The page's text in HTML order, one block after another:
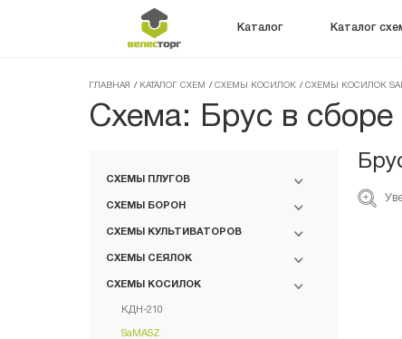
Каталог Каталог
ГЛАВНАЯ / КАТАЛОГ СХЕМ / СХЕМЫ КОСИЛОК / СХЕМЫ КОСИЛОК
Схема: Брус в сборе
СХЕМЫ ПЛУГОВ
СХЕМЫ БОРОН
СХЕМЫ КУЛЬТИВАТОРОВ
СХЕМЫ СЕЯЛОК
СХЕМЫ КОСИЛОК
КДН-210
SaMASZ